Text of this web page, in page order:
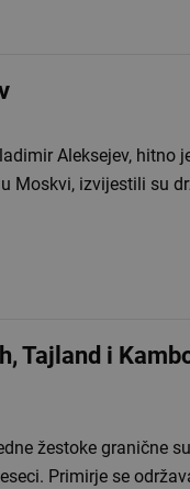
Aleksejev, hitno
Moskvi, izvijestili su
Tajland i
žestoke granične
Primirje se